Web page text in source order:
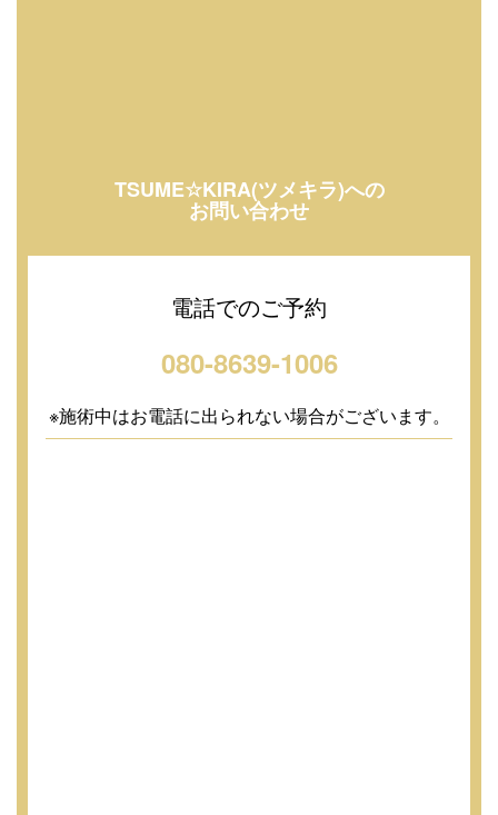
TSUME☆KIRA(ツメキラ)への
お問い合わせ
電話でのご予約
080-8639-1006
※施術中はお電話に出られない場合がございます。